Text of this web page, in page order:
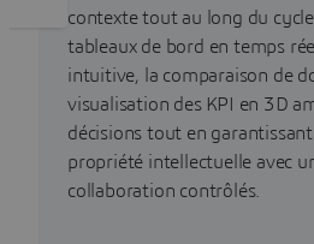
contexte tout au long du
tableaux de bord en temps
intuitive, la comparaison de
visualisation des KPI en 3D
décisions tout en
propriété intellectuelle avec
collaboration contrôlés.